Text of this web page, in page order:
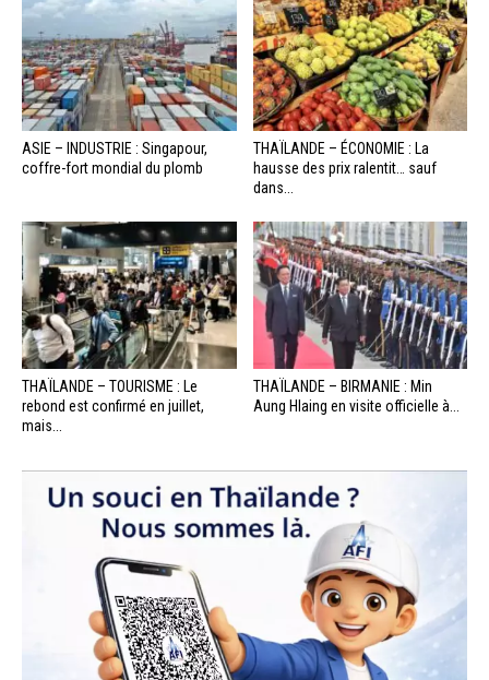
ASIE – INDUSTRIE : Singapour,
coffre-fort mondial du plomb
THAÏLANDE – ÉCONOMIE : La
hausse des prix ralentit… sauf
dans...
THAÏLANDE – TOURISME : Le
rebond est confirmé en juillet,
mais...
THAÏLANDE – BIRMANIE : Min
Aung Hlaing en visite officielle à...